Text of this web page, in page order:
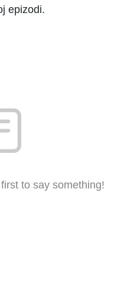
epizodi.
to say something!